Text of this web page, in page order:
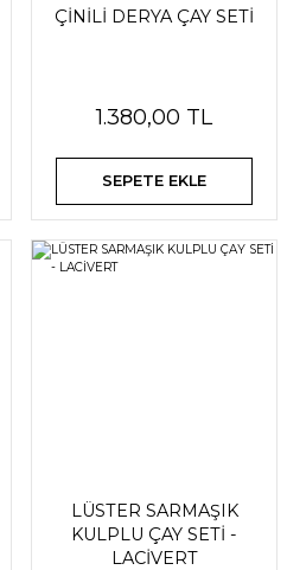
ÇİNİLİ DERYA ÇAY SETİ
1.380,00 TL
SEPETE EKLE
LÜSTER SARMAŞIK
KULPLU ÇAY SETİ -
LACİVERT